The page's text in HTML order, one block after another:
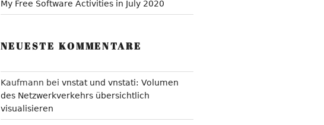
My Free Software Activities in July 2020
NEUESTE KOMMENTARE
Kaufmann bei vnstat und vnstati: Volumen
des Netzwerkverkehrs übersichtlich
visualisieren